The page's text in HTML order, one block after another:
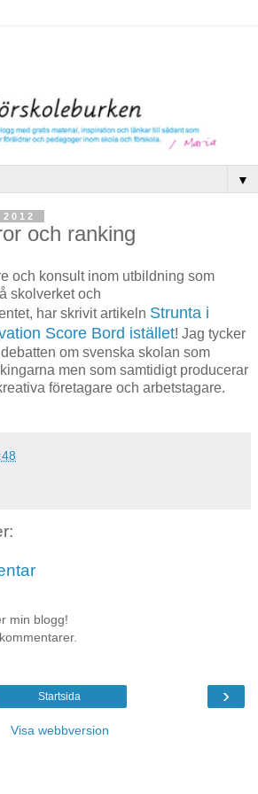
▼
och ranking
och konsult inom utbildning som
skolverket och
har skrivit artikeln Strunta i
Score Bord istället! Jag tycker
om svenska skolan som
men som samtidigt producerar
företagare och arbetstagare.
min blogg!
›
Startsida
Visa webbversion